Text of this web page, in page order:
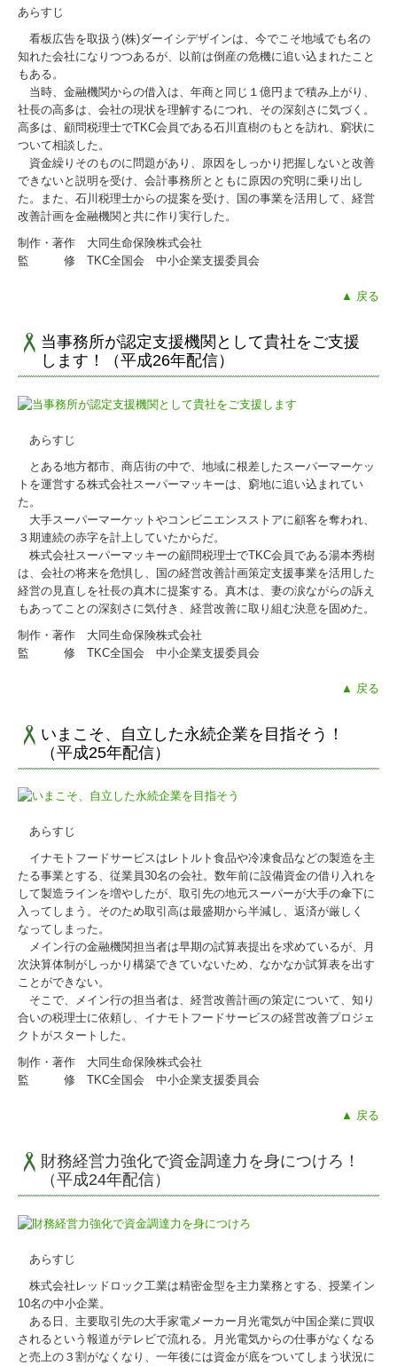
あらすじ
看板広告を取扱う(株)ダーイシデザインは、今でこそ地域でも名の
知れた会社になりつつあるが、以前は倒産の危機に追い込まれたこと
もある。
当時、金融機関からの借入は、年商と同じ１億円まで積み上がり、
社長の高多は、会社の現状を理解するにつれ、その深刻さに気づく。
高多は、顧問税理士でTKC会員である石川直樹のもとを訪れ、窮状に
ついて相談した。
資金繰りそのものに問題があり、原因をしっかり把握しないと改善
できないと説明を受け、会計事務所とともに原因の究明に乗り出し
た。また、石川税理士からの提案を受け、国の事業を活用して、経営
改善計画を金融機関と共に作り実行した。
制作・著作 大同生命保険株式会社
監 修 TKC全国会 中小企業支援委員会
▲ 戻る
当事務所が認定支援機関として貴社をご支援
します！（平成26年配信）
あらすじ
とある地方都市、商店街の中で、地域に根差したスーパーマーケッ
トを運営する株式会社スーパーマッキーは、窮地に追い込まれてい
た。
大手スーパーマーケットやコンビニエンスストアに顧客を奪われ、
３期連続の赤字を計上していたからだ。
株式会社スーパーマッキーの顧問税理士でTKC会員である湯本秀樹
は、会社の将来を危惧し、国の経営改善計画策定支援事業を活用した
経営の見直しを社長の真木に提案する。真木は、妻の涙ながらの訴え
もあってことの深刻さに気付き、経営改善に取り組む決意を固めた。
制作・著作 大同生命保険株式会社
監 修 TKC全国会 中小企業支援委員会
▲ 戻る
いまこそ、自立した永続企業を目指そう！
（平成25年配信）
あらすじ
イナモトフードサービスはレトルト食品や冷凍食品などの製造を主
たる事業とする、従業員30名の会社。数年前に設備資金の借り入れを
して製造ラインを増やしたが、取引先の地元スーパーが大手の傘下に
入ってしまう。そのため取引高は最盛期から半減し、返済が厳しく
なってしまった。
メイン行の金融機関担当者は早期の試算表提出を求めているが、月
次決算体制がしっかり構築できていないため、なかなか試算表を出す
ことができない。
そこで、メイン行の担当者は、経営改善計画の策定について、知り
合いの税理士に依頼し、イナモトフードサービスの経営改善プロジェ
クトがスタートした。
制作・著作 大同生命保険株式会社
監 修 TKC全国会 中小企業支援委員会
▲ 戻る
財務経営力強化で資金調達力を身につけろ！
（平成24年配信）
あらすじ
株式会社レッドロック工業は精密金型を主力業務とする、授業イン
10名の中小企業。
ある日、主要取引先の大手家電メーカー月光電気が中国企業に買収
されるという報道がテレビで流れる。月光電気からの仕事がなくなる
と売上の３割がなくなり、一年後には資金が底をついてしまう状況に